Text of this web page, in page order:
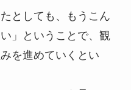
としても、もうこん
」ということで、観
を進めていくとい